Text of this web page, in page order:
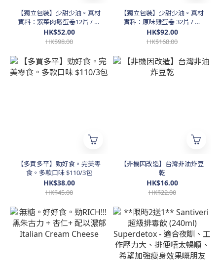
【獨立包裝】少甜少油。真材
實料：紫菜肉鬆蛋卷12片 / 杏
仁蛋卷12片 (獨立包裝)
HK$52.00
HK$98.00
【獨立包裝】少甜少油。真材
實料：原味雞蛋卷 32片 / 杏
仁蛋卷 30片
HK$92.00
HK$168.00
【多買多平】勁好食。完美零
食。多款口味 $110/3包
HK$38.00
HK$45.00
【非機因改造】台灣非油炸豆
乾
HK$16.00
HK$22.00